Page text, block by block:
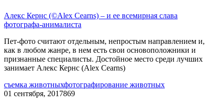
Алекс Кернс (©Alex Cearns) – и ее всемирная слава
фотографа-анималиста
Пет-фото считают отдельным, непростым направлением и,
как в любом жанре, в нем есть свои основоположники и
признанные специалисты. Достойное место среди лучших
занимает Алекс Кернс (Alex Cearns)
съемка животныхфотографирование животных
01 сентября, 2017869